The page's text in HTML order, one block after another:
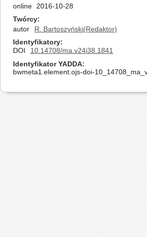
online
2016-10-28
Twórcy
autor
R. Bartoszyński(Redaktor)
Identyfikatory
DOI
10.14708/ma.v24i38.1841
Identyfikator YADDA
bwmeta1.element.ojs-doi-